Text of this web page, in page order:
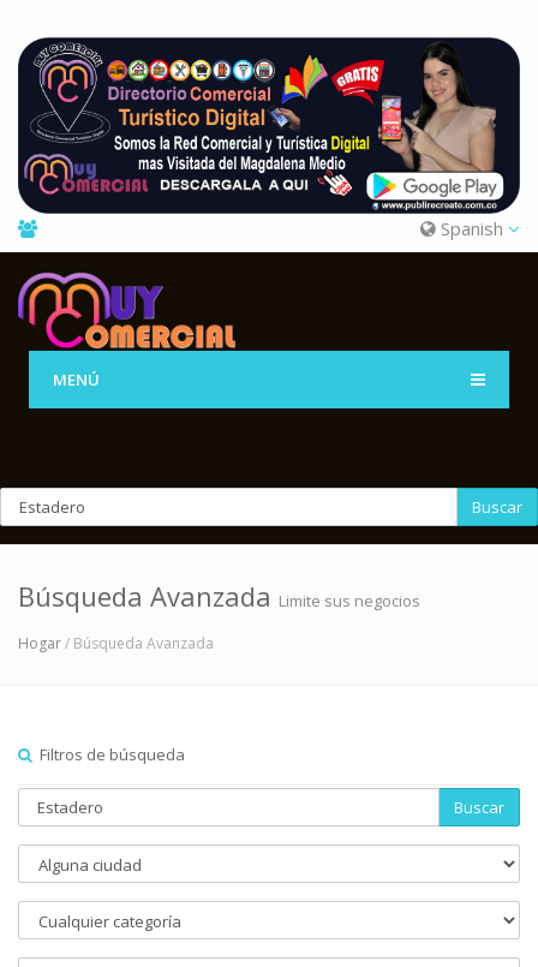
Spanish
MENÚ
Buscar
Búsqueda Avanzada Limite sus negocios
Hogar/ Búsqueda Avanzada
Filtros de búsqueda
Buscar